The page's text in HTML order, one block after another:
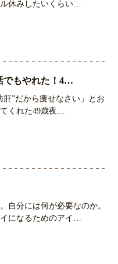
休みしたいくらい…
でもやれた！4…
”だから痩せなさい」とお
くれた49歳夜…
自分には何が必要なのか。
になるためのアイ…